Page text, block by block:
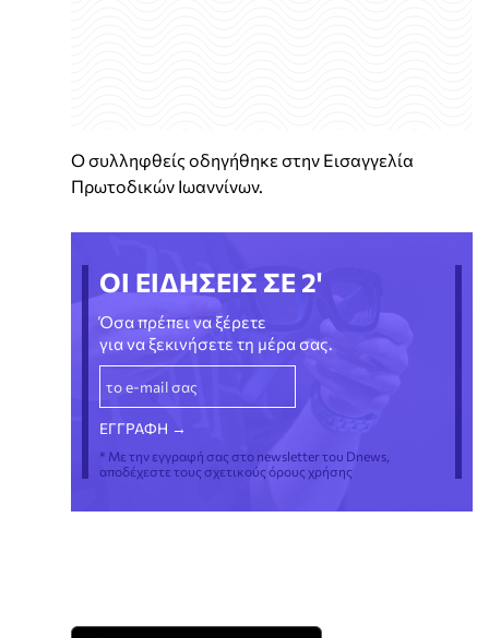
Ο συλληφθείς οδηγήθηκε στην Εισαγγελία
Πρωτοδικών Ιωαννίνων.
ΟΙ ΕΙΔΗΣΕΙΣ ΣΕ 2'
Όσα πρέπει να ξέρετε
για να ξεκινήσετε τη μέρα σας.
* Με την εγγραφή σας στο newsletter του Dnews,
αποδέχεστε τους σχετικούς όρους χρήσης